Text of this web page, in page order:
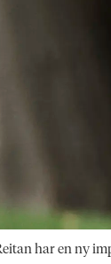
har en ny